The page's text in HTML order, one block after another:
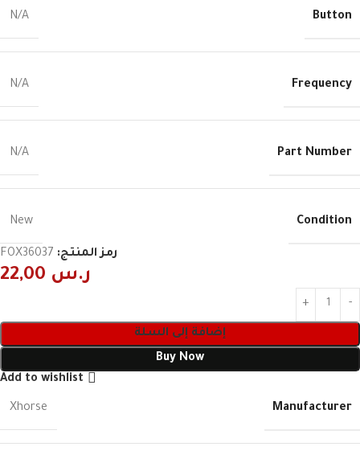
Button
N/A
Frequency
N/A
Part Number
N/A
Condition
New
رمز المنتج: FOX36037
ر.س
إضافة إلى السلة
Buy Now
Add to wishlist
Manufacturer
Xhorse